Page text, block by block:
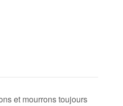
et mourrons toujours